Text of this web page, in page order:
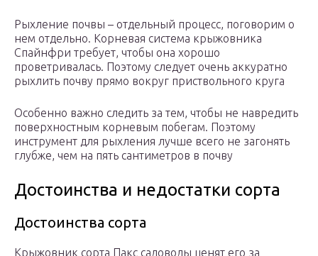
Рыхление почвы – отдельный процесс, поговорим о
нем отдельно. Корневая система крыжовника
Спайнфри требует, чтобы она хорошо
проветривалась. Поэтому следует очень аккуратно
рыхлить почву прямо вокруг приствольного круга
Особенно важно следить за тем, чтобы не навредить
поверхностным корневым побегам. Поэтому
инструмент для рыхления лучше всего не загонять
глубже, чем на пять сантиметров в почву
Достоинства и недостатки сорта
Достоинства сорта
Крыжовник сорта Пакс садоводы ценят его за